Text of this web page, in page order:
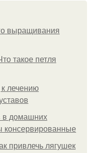
выращивания
такое петля
лечению
в домашних
консервированные
привлечь лягушек